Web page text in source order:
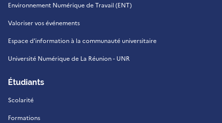
Environnement Numérique de Travail (ENT)
Valoriser vos événements
Espace d'information à la communauté universitaire
Université Numérique de La Réunion - UNR
Étudiants
Scolarité
Formations